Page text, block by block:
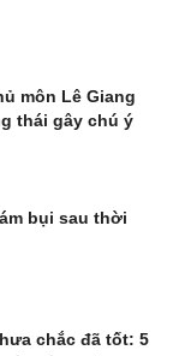
môn Lê Giang
thái gây chú ý
bụi sau thời
chắc đã tốt: 5